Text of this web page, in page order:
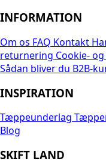
INFORMATION
Om os FAQ Kontakt
returnering Cookie-
Sådan bliver du B2B-
INSPIRATION
Tæppeunderlag
Blog
SKIFT LAND